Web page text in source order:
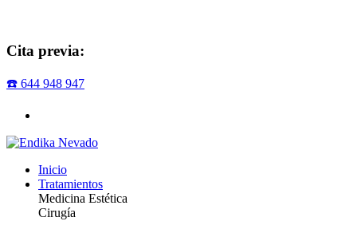
Cita previa:
☎️ 644 948 947
Inicio
Tratamientos
Medicina Estética
Cirugía